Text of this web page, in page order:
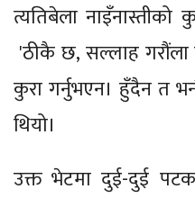
त्यतिबेला
'ठीकै छ, सल्लाह गरौंला
कुरा गर्नुभएन। हुँदैन त
थियो।
उक्त भेटमा दुई-दुई